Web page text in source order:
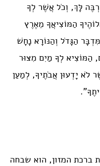
לָּךְ, וְכֹל אֲשֶׁר לְךָ
הַמּוֹצִיאֲךָ מֵאֶרֶץ
הַגָּדֹל וְהַנּוֹרָא נָחָשׁ
הַמּוֹצִיא לְךָ מַיִם מִצּוּר
לֹא יָדְעוּן אֲבֹתֶיךָ, לְמַעַן
ברכת המזון, הוא שבחה